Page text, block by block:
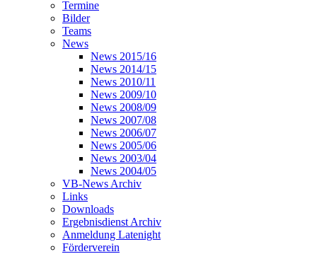
Termine
Bilder
Teams
News
News 2015/16
News 2014/15
News 2010/11
News 2009/10
News 2008/09
News 2007/08
News 2006/07
News 2005/06
News 2003/04
News 2004/05
VB-News Archiv
Links
Downloads
Ergebnisdienst Archiv
Anmeldung Latenight
Förderverein